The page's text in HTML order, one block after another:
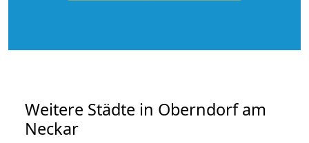
Weitere Städte in Oberndorf am
Neckar